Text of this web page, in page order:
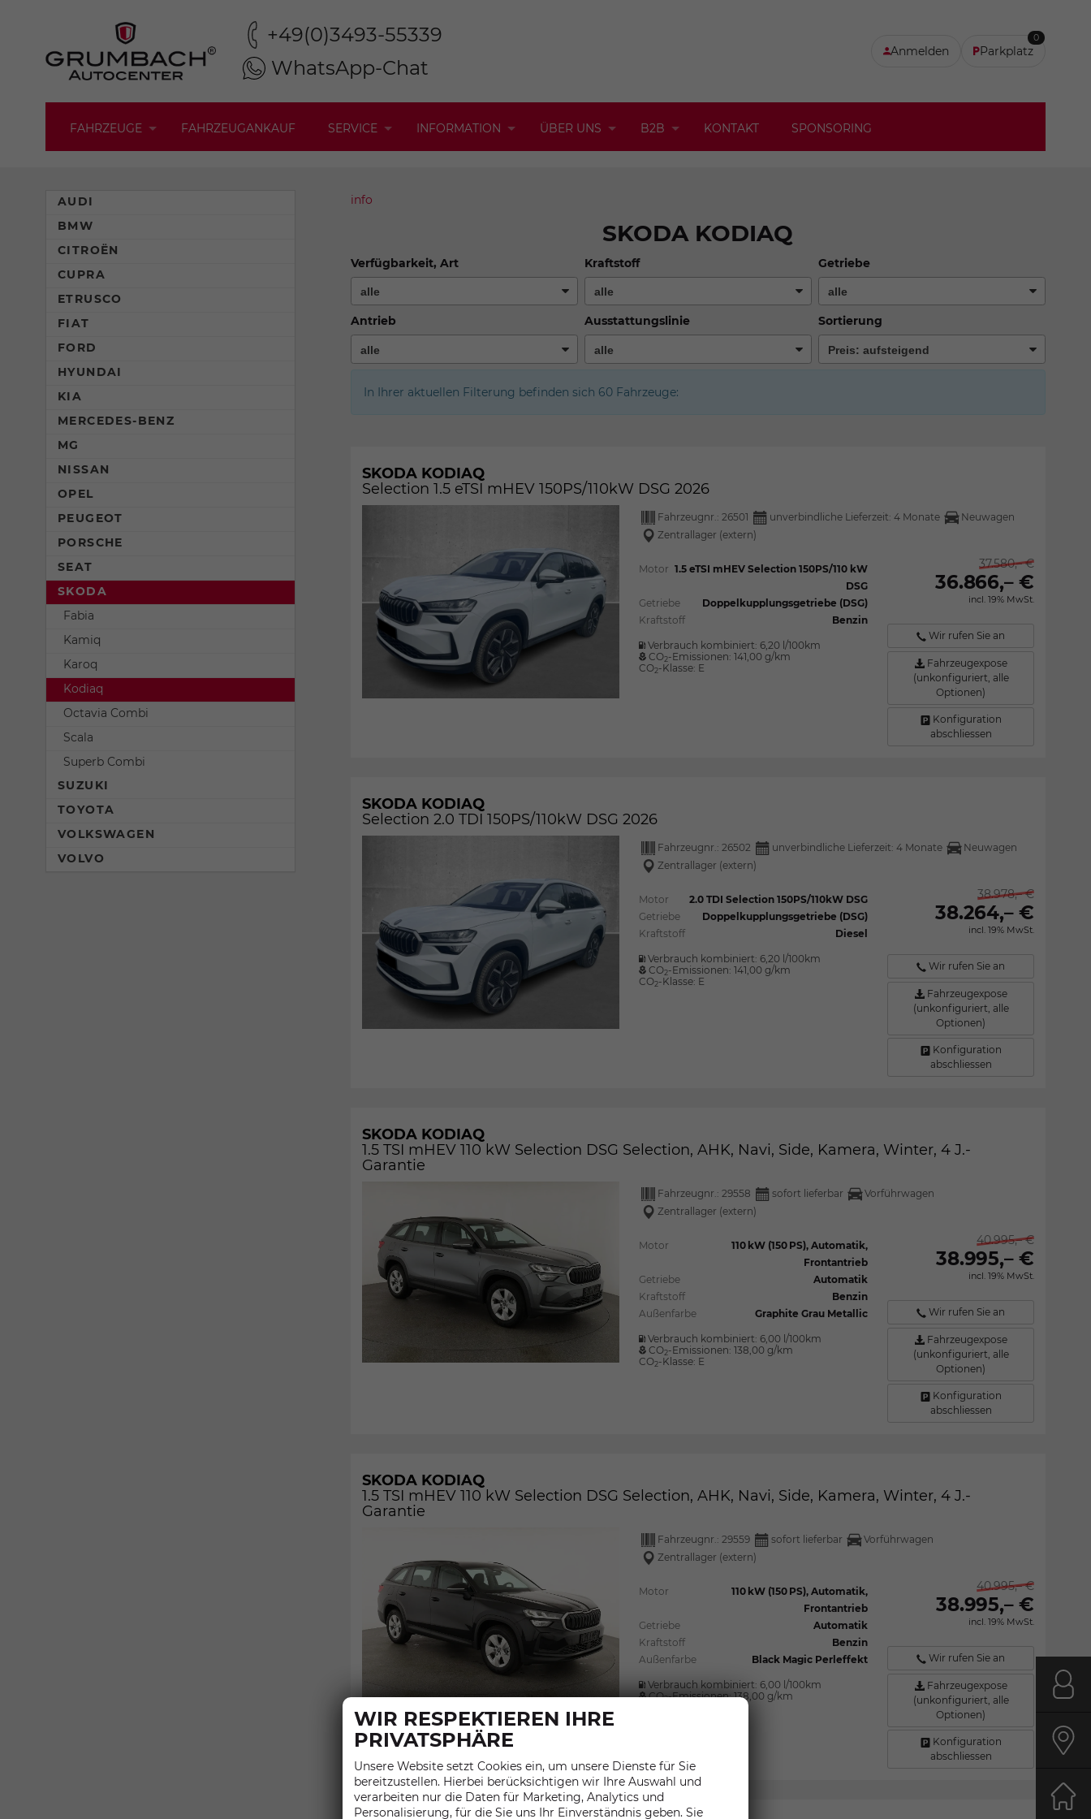
+49(0)3493-55339
WhatsApp-Chat
Anmelden Parkplatz
0
FAHRZEUGE FAHRZEUGANKAUF SERVICE INFORMATION ÜBER UNS B2B KONTAKT SPONSORING
info
SKODA KODIAQ
Verfügbarkeit, Art Kraftstoff Getriebe
Antrieb Ausstattungslinie Sortierung
In Ihrer aktuellen Filterung befinden sich 60Fahrzeuge:
SKODA KODIAQ
Selection 1.5 eTSI mHEV 150PS/110kW DSG 2026
Fahrzeugnr.: 26501 unverbindliche Lieferzeit: 4 Monate
Neuwagen
Zentrallager (extern)
Motor 1.5 eTSI mHEV Selection 150PS/110 kW
DSG
Getriebe
Doppelkupplungsgetriebe (DSG)
Kraftstoff
Benzin
Verbrauch kombiniert: 6,20 l/100km
CO2-Emissionen: 141,00 g/km
CO2-Klasse: E
37.580,– €
36.866,– €
incl. 19% MwSt.
Wir rufen Sie an
Fahrzeugexpose
(unkonfiguriert, alle
Optionen)
Konfiguration
abschliessen
SKODA KODIAQ
Selection 2.0 TDI 150PS/110kW DSG 2026
Fahrzeugnr.: 26502 unverbindliche Lieferzeit: 4 Monate
Neuwagen
Zentrallager (extern)
Motor
2.0 TDI Selection 150PS/110kW DSG
Getriebe
Doppelkupplungsgetriebe (DSG)
Kraftstoff
Diesel
Verbrauch kombiniert: 6,20 l/100km
CO2-Emissionen: 141,00 g/km
CO2-Klasse: E
38.978,– €
38.264,– €
incl. 19% MwSt.
Wir rufen Sie an
Fahrzeugexpose
(unkonfiguriert, alle
Optionen)
Konfiguration
abschliessen
SKODA KODIAQ
1.5 TSI mHEV 110 kW Selection DSG Selection, AHK, Navi, Side, Kamera, Winter, 4 J.-
Garantie
Fahrzeugnr.: 29558 sofort lieferbar
Vorführwagen
Zentrallager (extern)
Motor
110 kW (150 PS), Automatik,
Frontantrieb
Getriebe
Automatik
Kraftstoff
Benzin
Außenfarbe
Graphite Grau Metallic
Verbrauch kombiniert: 6,00 l/100km
CO2-Emissionen: 138,00 g/km
CO2-Klasse: E
40.995,– €
38.995,– €
incl. 19% MwSt.
Wir rufen Sie an
Fahrzeugexpose
(unkonfiguriert, alle
Optionen)
Konfiguration
abschliessen
SKODA KODIAQ
1.5 TSI mHEV 110 kW Selection DSG Selection, AHK, Navi, Side, Kamera, Winter, 4 J.-
Garantie
Fahrzeugnr.: 29559 sofort lieferbar
Vorführwagen
Zentrallager (extern)
Motor
110 kW (150 PS), Automatik,
Frontantrieb
Getriebe
Automatik
Kraftstoff
Benzin
Außenfarbe
Black Magic Perleffekt
Verbrauch kombiniert: 6,00 l/100km
CO2-Emissionen:138,00 g/km
40.995,– €
38.995,– €
incl. 19% MwSt.
Wir rufen Sie an
Fahrzeugexpose
(unkonfiguriert, alle
Optionen)
Konfiguration
abschliessen
AUDI
BMW
CITROËN
CUPRA
ETRUSCO
FIAT
FORD
HYUNDAI
KIA
MERCEDES-BENZ
MG
NISSAN
OPEL
PEUGEOT
PORSCHE
SEAT
SKODA
Fabia
Kamiq
Karoq
Kodiaq
Octavia Combi
Scala
Superb Combi
SUZUKI
TOYOTA
VOLKSWAGEN
VOLVO
WIR RESPEKTIEREN IHRE
PRIVATSPHÄRE
Unsere Website setzt Cookies ein, um unsere Dienste für Sie
bereitzustellen. Hierbei berücksichtigen wir Ihre Auswahl und
verarbeiten nur die Daten für Marketing, Analytics und
Personalisierung, für die Sie uns Ihr Einverständnis geben. Sie